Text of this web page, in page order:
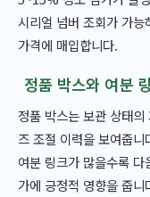
시리얼 넘버 조회가 가
가격에 매입합니다.
정품 박스와 여분
정품 박스는 보관 상태
즈 조절 이력을 보여줍
여분 링크가 많을수록
가에 긍정적 영향을 줍